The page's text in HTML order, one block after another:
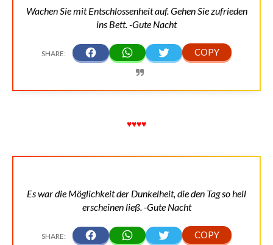
Wachen Sie mit Entschlossenheit auf. Gehen Sie zufrieden
ins Bett. -Gute Nacht
♥♥♥♥
Es war die Möglichkeit der Dunkelheit, die den Tag so hell
erscheinen ließ. -Gute Nacht